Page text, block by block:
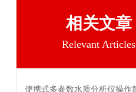
相关文章
Relevant Articles